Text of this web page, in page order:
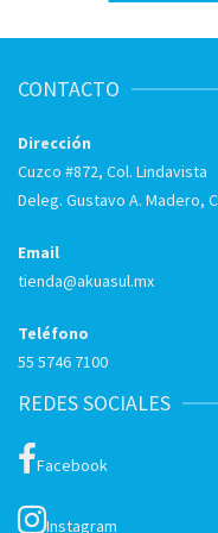
CONTACTO
Dirección
Cuzco #872, Col. Lindavista
Deleg. Gustavo A. Madero,
Email
tienda@akuasul.mx
Teléfono
55 5746 7100
REDES SOCIALES
Facebook
Instagram